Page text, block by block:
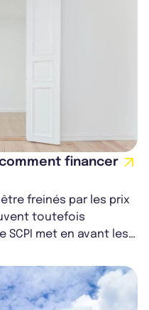
financer
freinés par les prix
toutefois
SCPI met en avant les